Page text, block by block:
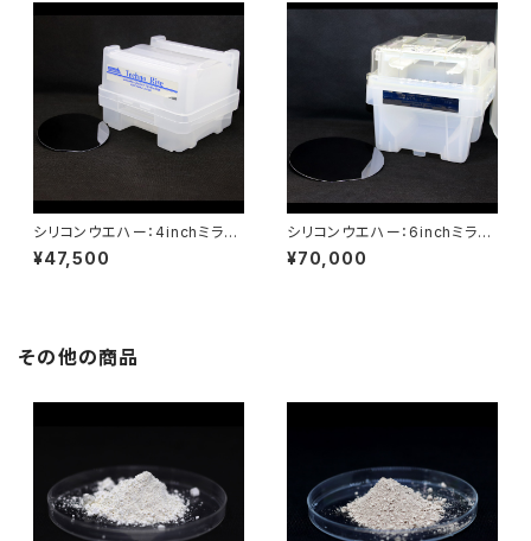
シリコンウエハー：4inchミラー
ダミー：25枚（ケース入）
¥47,500
シリコンウエハー：6inchミラー
ダミー：25枚（ケース入）
¥70,000
その他の商品